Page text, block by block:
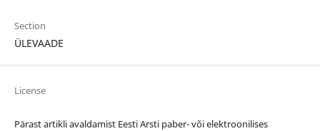
Section
ÜLEVAADE
License
Pärast artikli avaldamist Eesti Arsti paber- või elektroonilises